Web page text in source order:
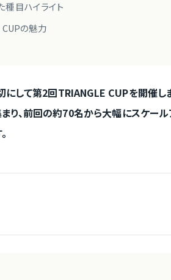
目ハイライト
の魅力
して第2回TRIANGLE CUPを開催し
、前回の約70名から大幅にスケール